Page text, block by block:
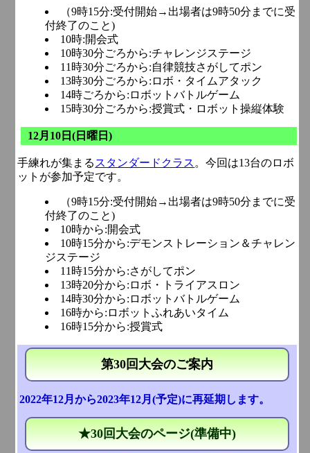
（9時15分:受付開始→出場者は9時50分までに受
付終了のこと)
10時:開会式
10時30分ごろから:チャレンジステージ
11時30分ごろから:自律競技さがしてポン
13時30分ごろから:ロボ・タイムアタック
14時ごろから:ロボットバトルゲーム
15時30分ごろから:授賞式・ロボット操縦体験
12月10日(日曜日)
手練れが集まる スタンダードクラス 。今回は13台のロボ
ットが参加予定です。
（9時15分:受付開始→出場者は9時50分までに受
付終了のこと)
10時から:開会式
10時15分から:デモンストレーション＆チャレン
ジステージ
11時15分から:さがしてポン
13時20分から:ロボ・トライアスロン
14時30分から:ロボットバトルゲーム
16時から:ロボットふれあいタイム
16時15分から:授賞式
第30回大会のご案内
2022年12月から2023年12月(予定)に再延期します。
★30回大会のページ(準備中)